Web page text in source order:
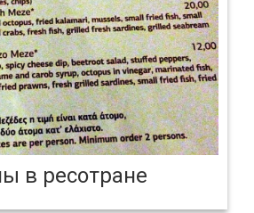
в ресотране